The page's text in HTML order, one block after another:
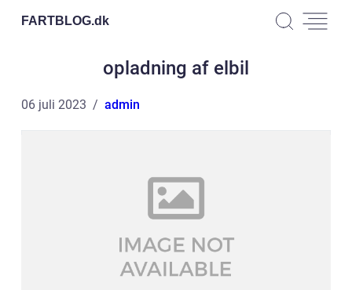
FARTBLOG.dk
opladning af elbil
06 juli 2023 admin